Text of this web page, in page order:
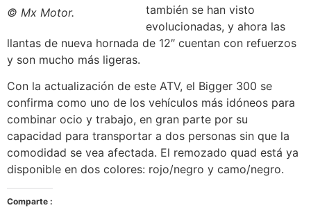
© Mx Motor.
también se han visto
evolucionadas, y ahora las
llantas de nueva hornada de 12″ cuentan con refuerzos
y son mucho más ligeras.
Con la actualización de este ATV, el Bigger 300 se
confirma como uno de los vehículos más idóneos para
combinar ocio y trabajo, en gran parte por su
capacidad para transportar a dos personas sin que la
comodidad se vea afectada. El remozado quad está ya
disponible en dos colores: rojo/negro y camo/negro.
Comparte :